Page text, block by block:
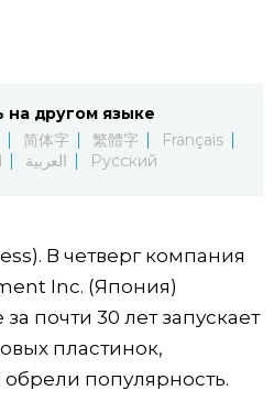
Español
العربية
на другом языке
简体字 繁體字
Français
العربية Русский
В четверг компания
Inc. (Япония)
почти 30 лет запускает
пластинок,
популярность.